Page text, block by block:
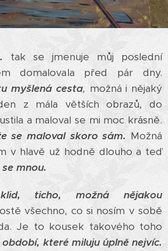
tak se jmenuje můj poslední
domalovala před pár dny.
myšlená cesta, možná i nějaký
z mála větších obrazů, do
a maloval se mi moc krásně.
se maloval skoro sám. Možná
v hlavě už hodně dlouho a teď
mnou.
ticho, možná nějakou
všechno, co si nosím v sobě
Je to kousek takového toho
období, které miluju úplně nejvíc.